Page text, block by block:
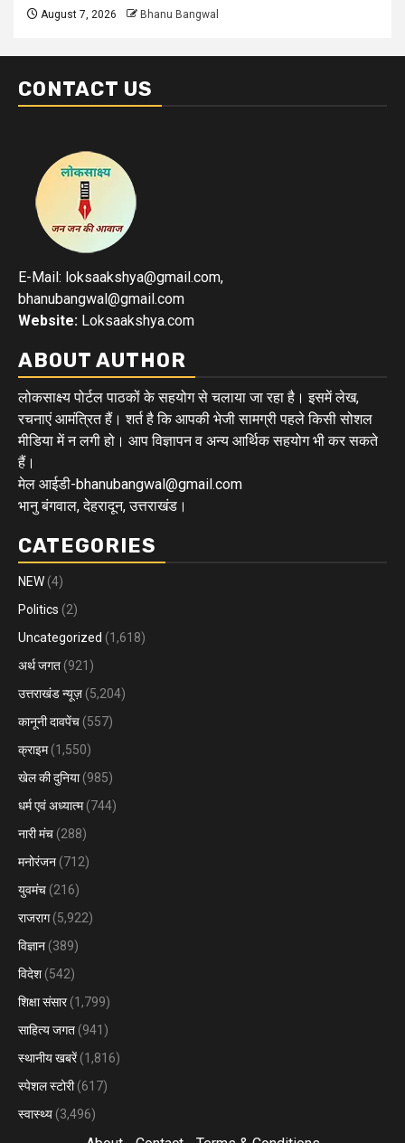
August 7, 2026 Bhanu Bangwal
CONTACT US
E-Mail: loksaakshya@gmail.com,
bhanubangwal@gmail.com
Website: Loksaakshya.com
ABOUT AUTHOR
लोकसाक्ष्य पोर्टल पाठकों के सहयोग से चलाया जा रहा है। इसमें लेख,
रचनाएं आमंत्रित हैं। शर्त है कि आपकी भेजी सामग्री पहले किसी सोशल
मीडिया में न लगी हो। आप विज्ञापन व अन्य आर्थिक सहयोग भी कर सकते
हैं।
मेल आईडी-bhanubangwal@gmail.com
भानु बंगवाल, देहरादून, उत्तराखंड।
CATEGORIES
NEW (4)
Politics (2)
Uncategorized (1,618)
अर्थ जगत (921)
उत्तराखंड न्यूज़ (5,204)
कानूनी दावपेंच (557)
क्राइम(1,550)
खेल की दुनिया(985)
धर्म एवं अध्यात्म(744)
नारी मंच (288)
मनोरंजन (712)
युवमंच (216)
राजराग(5,922)
विज्ञान (389)
विदेश (542)
शिक्षा संसार(1,799)
साहित्य जगत (941)
स्थानीय खबरें(1,816)
स्पेशल स्टोरी(617)
स्वास्थ्य (3,496)